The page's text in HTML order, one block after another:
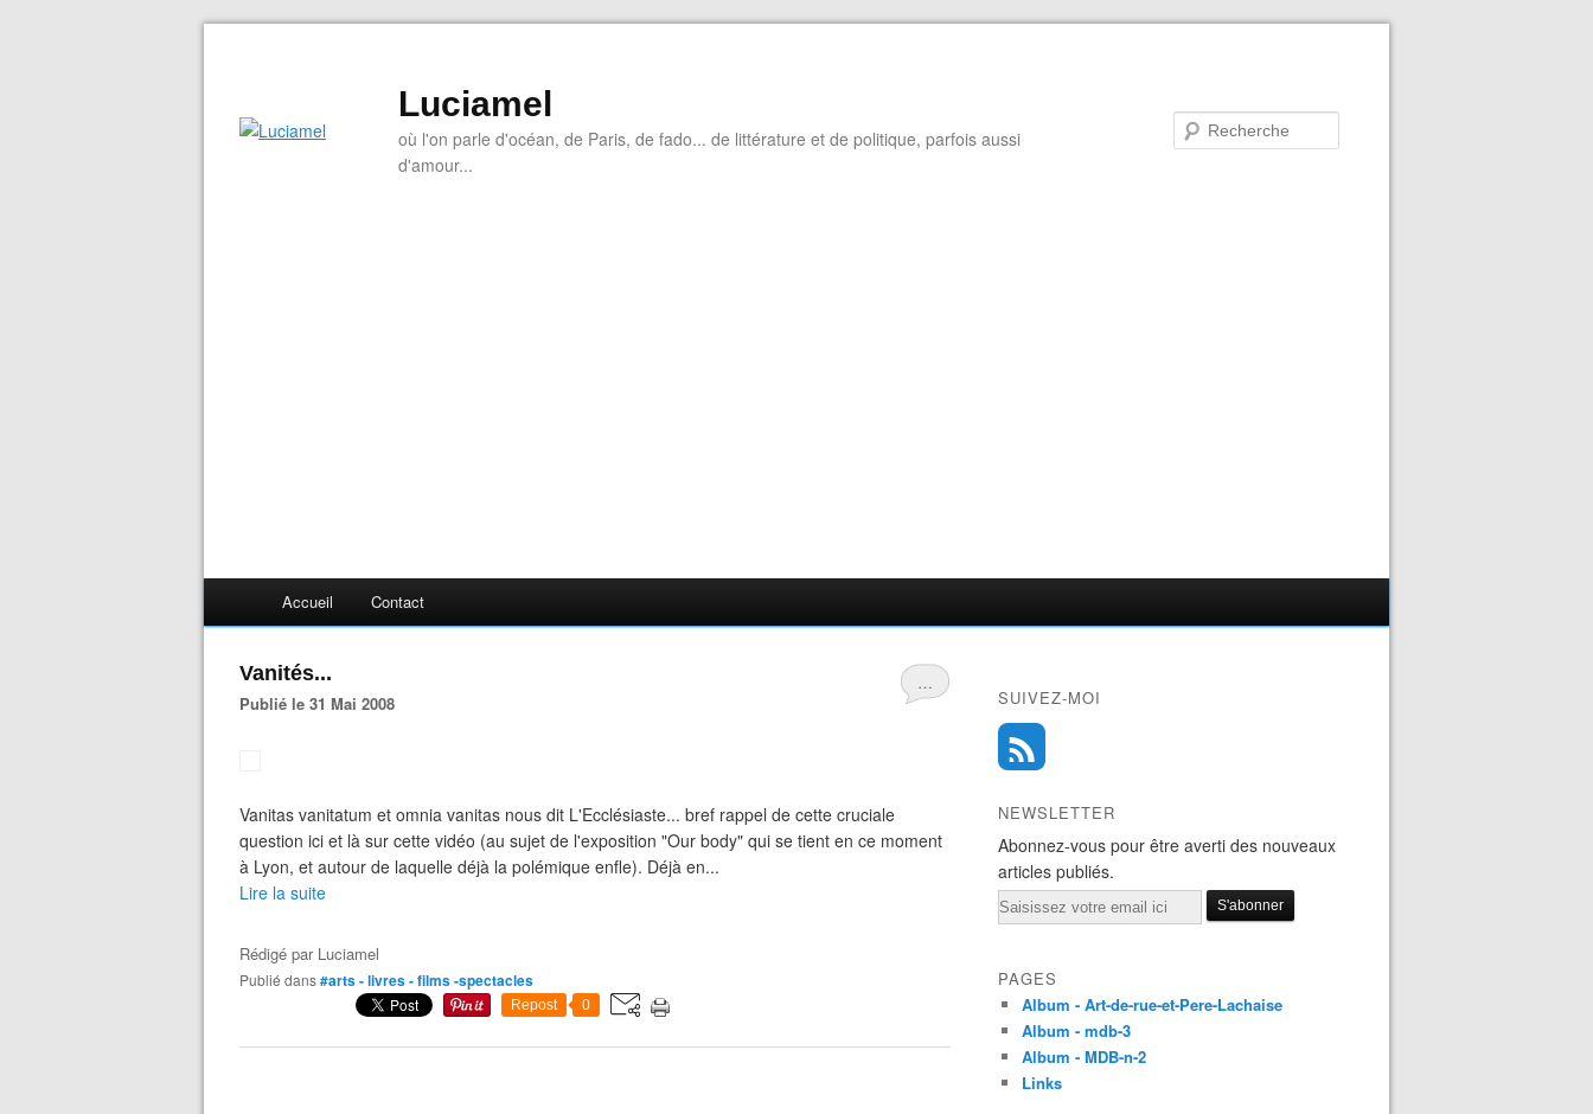
Luciamel
où l'on parle d'océan, de Paris, de fado... de littérature et de politique, parfois aussi
d'amour...
Accueil Contact
…
Vanités...
Publié le 31 Mai 2008
Vanitas vanitatum et omnia vanitas nous dit L'Ecclésiaste... bref rappel de cette cruciale
question ici et là sur cette vidéo (au sujet de l'exposition "Our body" qui se tient en ce moment
à Lyon, et autour de laquelle déjà la polémique enfle). Déjà en...
Lire la suite
Rédigé par Luciamel
Publié dans#arts - livres - films -spectacles
Repost 0
SUIVEZ-MOI
NEWSLETTER
Abonnez-vous pour être averti des nouveaux
articles publiés.
Email
PAGES
Album - Art-de-rue-et-Pere-Lachaise
Album - mdb-3
Album - MDB-n-2
Links